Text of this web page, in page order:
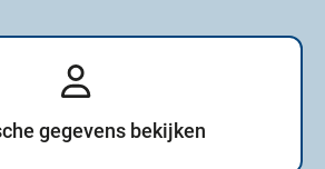
gegevens bekijken